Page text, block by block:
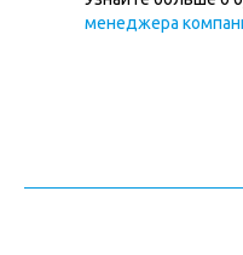
менеджера